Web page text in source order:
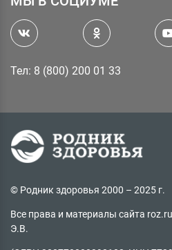
Тел: 8 (800) 200 01 33
© Родник здоровья 2000 – 2025 г.
Все права и материалы сайта
Э.В.